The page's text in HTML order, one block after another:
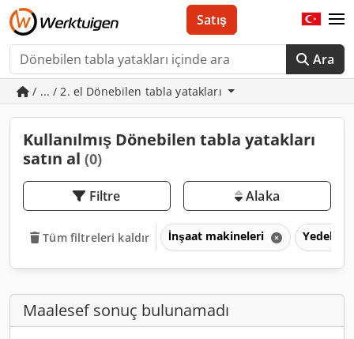
Ara
Satış
/ ... / 2. el Dönebilen tabla yatakları
Kullanılmış Dönebilen tabla yatakları
satın al (0)
Filtre Alaka
Tüm filtreleri kaldır İnşaat makineleri Yedek
Maalesef sonuç bulunamadı